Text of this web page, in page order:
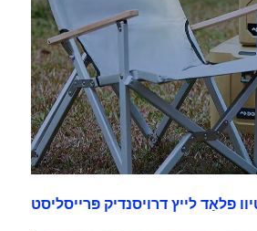
פלאַד לייץ דרויסנדיק פּרייסליסט